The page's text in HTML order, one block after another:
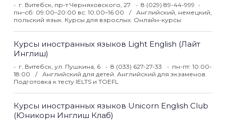
г. Витебск, пр-т Черняховского, 27
8 (029) 89-44-999
пн–сб: 09:00–20:00 вс: 10:00–16:00
Английский, немецкий,
польский язык. Курсы для взрослых. Онлайн-курсы
Курсы иностранных языков Light English (Лайт
Инглиш)
г. Витебск, ул. Пушкина, 6 8 (033) 627-27-33
пн-пт: 10:00-
18:00
Английский для детей. Английский для экзаменов.
Подготовка к тесту IELTS и TOEFL
Курсы иностранных языков Unicorn English Club
(Юникорн Инглиш Клаб)